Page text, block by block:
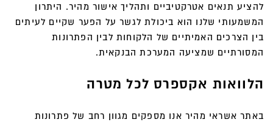
להציע תנאים אטרקטיביים ותהליך אישור מהיר. היתרון
המשמעותי שלנו הוא ביכולת לגשר על הפער שקיים לעיתים
בין הצרכים האמיתיים של הלקוחות לבין הפתרונות
המסורתיים שמציעה המערכת הבנקאית.
הלוואות אקספרס לכל מטרה
באתר אשראי מהיר אנו מספקים מגוון רחב של פתרונות